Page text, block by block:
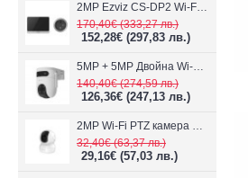
2MP Ezviz CS-DP2 Wi-Fi видеодомофон
170,40€(333,27 лв.)
152,28€ (297,83 лв.)
5MP + 5MP Двойна Wi-Fi IP камера с два обектива Ezviz CS-H9c
140,40€(274,59 лв.)
126,36€ (247,13 лв.)
2MP Wi-Fi PTZ камерa с микрофон и говорител Ezviz CS-TY1
32,40€(63,37 лв.)
29,16€ (57,03 лв.)